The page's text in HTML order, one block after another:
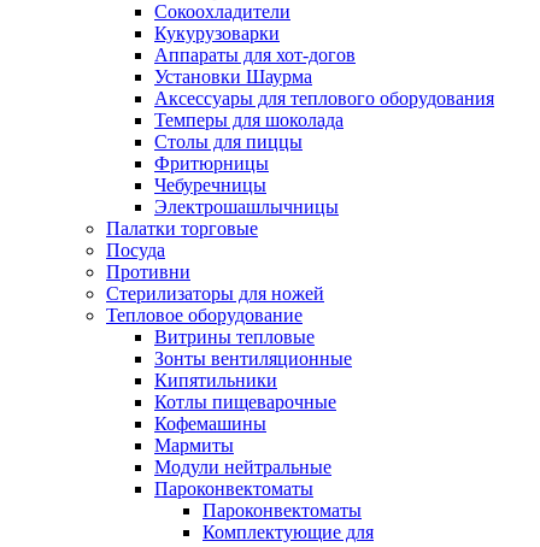
Сокоохладители
Кукурузоварки
Аппараты для хот-догов
Установки Шаурма
Аксессуары для теплового оборудования
Темперы для шоколада
Столы для пиццы
Фритюрницы
Чебуречницы
Электрошашлычницы
Палатки торговые
Посуда
Противни
Стерилизаторы для ножей
Тепловое оборудование
Витрины тепловые
Зонты вентиляционные
Кипятильники
Котлы пищеварочные
Кофемашины
Мармиты
Модули нейтральные
Пароконвектоматы
Пароконвектоматы
Комплектующие для